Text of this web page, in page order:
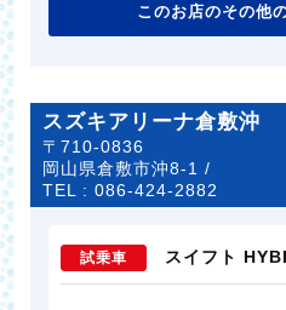
このお店のその他
スズキアリーナ倉敷沖
〒710-0836
岡山県倉敷市沖8-1 /
TEL :086-424-2882
試乗車 スイフト